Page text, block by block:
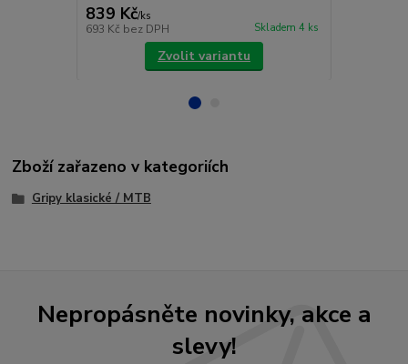
839 Kč/ks
693 Kč bez DPH Skladem 4 ks
Zvolit variantu
Zboží zařazeno v kategoriích
Gripy klasické / MTB
Nepropásněte novinky, akce a
slevy!